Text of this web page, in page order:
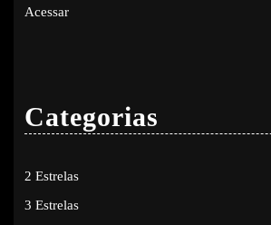
Acessar
Categorias
2 Estrelas
3 Estrelas